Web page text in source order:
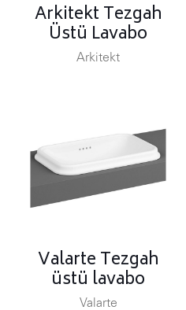
Arkitekt Tezgah
Üstü Lavabo
Arkitekt
Valarte Tezgah
üstü lavabo
Valarte